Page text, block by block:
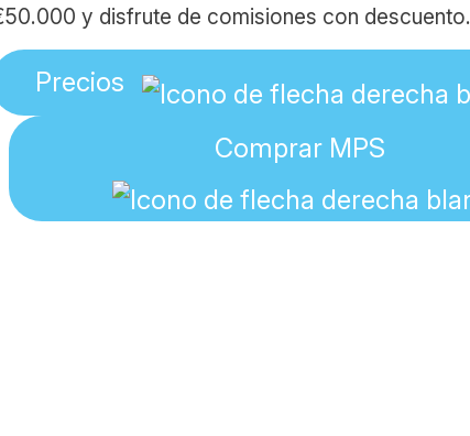
y disfrute de comisiones con descuento.
Precios
Comprar MPS